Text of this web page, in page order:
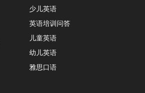
少儿英语
英语培训问答
儿童英语
幼儿英语
雅思口语